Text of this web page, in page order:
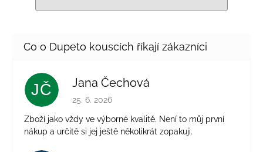
JČ Jana Čechová
Hodnocení obchodu je 5 z 5 hvězdiček.
25. 6. 2026
Zboží jako vždy ve výborné kvalitě. Není to můj první
nákup a určitě si jej ještě několikrát zopakuji.